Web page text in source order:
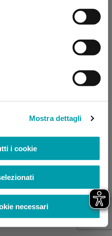
Mostra dettagli
i cookie
necessari
has occurred (see the
information)